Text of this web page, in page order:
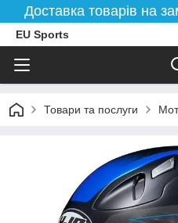
Доставка товарів на
EU Sports
Товари та послуги